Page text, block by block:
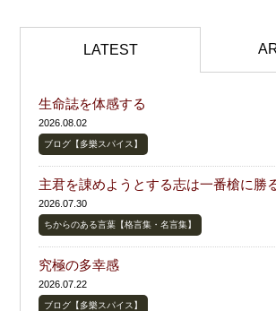
LATEST
生命誌を体感する
2026.08.02
ブログ【多樂スパイス】
主君を諌めようとする志は一番槍に勝
2026.07.30
ちからのある言葉【格言集・名言集】
究極の多幸感
2026.07.22
ブログ【多樂スパイス】